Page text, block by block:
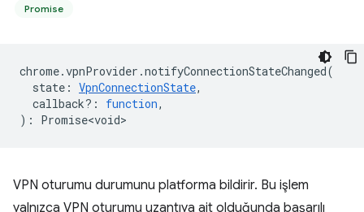
Promise
chrome.vpnProvider .notifyConnectionStateChanged(
state : VpnConnectionState,
callback? : function,
) : Promise<void>
VPN oturumu durumunu platforma bildirir. Bu işlem
yalnızca VPN oturumu uzantıya ait olduğunda başarılı